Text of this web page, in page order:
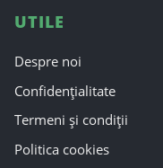
UTILE
Despre noi
Confidențialitate
Termeni și condiții
Politica cookies